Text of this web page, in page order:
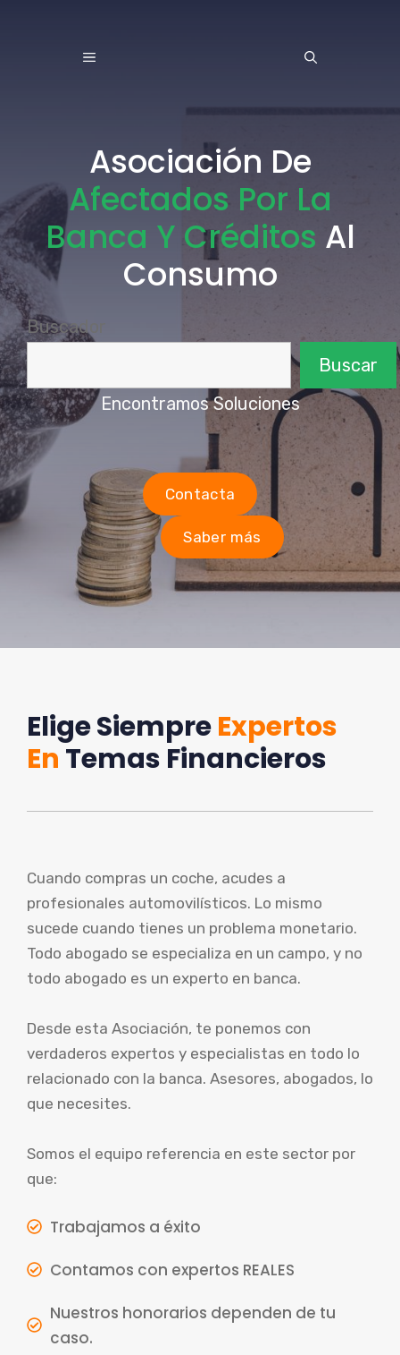
MENÚ
Asociación De
Afectados Por La
Banca Y Créditos Al
Consumo
Buscador
Buscar
Encontramos Soluciones
Contacta
Saber más
Elige SiempreExpertos
En Temas Financieros
Cuando compras un coche, acudes a
profesionales automovilísticos. Lo mismo
sucede cuando tienes un problema monetario.
Todo abogado se especializa en un campo, y no
todo abogado es un experto en banca.
Desde esta Asociación, te ponemos con
verdaderos expertos y especialistas en todo lo
relacionado con la banca. Asesores, abogados, lo
que necesites.
Somos el equipo referencia en este sector por
que:
Trabajamos a éxito
Contamos con expertos REALES
Nuestros honorarios dependen de tu
caso.